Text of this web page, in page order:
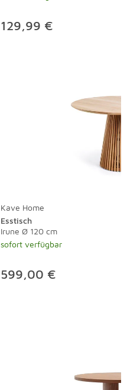
129,99 €
Kave Home
Esstisch
Irune Ø 120 cm
sofort verfügbar
599,00 €